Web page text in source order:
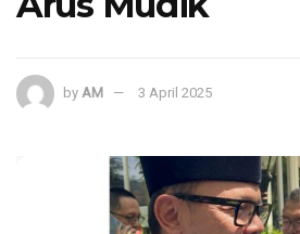
by AM 3 April 2025